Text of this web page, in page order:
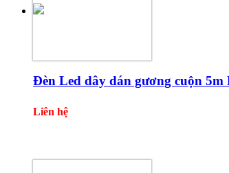
Đèn Led dây dán gương cuộn
Liên hệ